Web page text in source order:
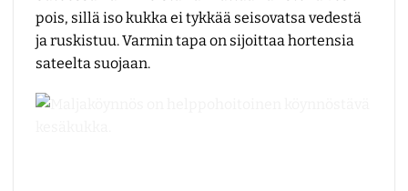
pois, sillä iso kukka ei tykkää seisovatsa vedestä
ja ruskistuu. Varmin tapa on sijoittaa hortensia
sateelta suojaan.